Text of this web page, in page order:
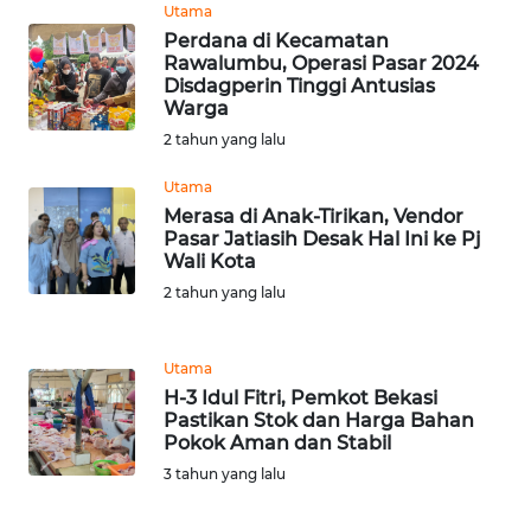
Utama
Perdana di Kecamatan
Rawalumbu, Operasi Pasar 2024
Disdagperin Tinggi Antusias
Warga
2 tahun yang lalu
Utama
Merasa di Anak-Tirikan, Vendor
Pasar Jatiasih Desak Hal Ini ke Pj
Wali Kota
2 tahun yang lalu
Utama
H-3 Idul Fitri, Pemkot Bekasi
Pastikan Stok dan Harga Bahan
Pokok Aman dan Stabil
3 tahun yang lalu
INFO
IKLAN
TENTANG
PEDOMAN
MEDIA
SIBER
KARIR
DISCLAIMER